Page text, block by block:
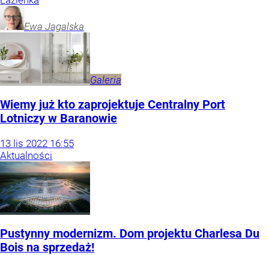
Ewa Jagalska
Galeria
Wiemy już kto zaprojektuje Centralny Port
Lotniczy w Baranowie
13 lis 2022 16:55
Aktualności
Pustynny modernizm. Dom projektu Charlesa Du
Bois na sprzedaż!